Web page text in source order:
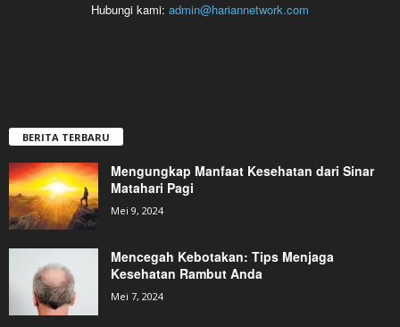
Hubungi kami: admin@hariannetwork.com
BERITA TERBARU
Mengungkap Manfaat Kesehatan dari Sinar
Matahari Pagi
Mei 9, 2024
Mencegah Kebotakan: Tips Menjaga
Kesehatan Rambut Anda
Mei 7, 2024